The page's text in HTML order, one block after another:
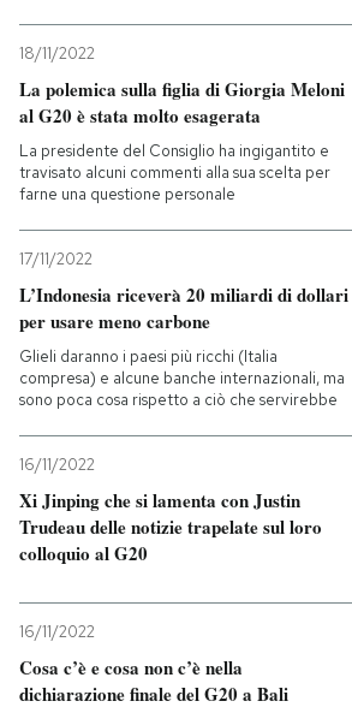
18/11/2022
La polemica sulla figlia di Giorgia Meloni
al G20 è stata molto esagerata
La presidente del Consiglio ha ingigantito e
travisato alcuni commenti alla sua scelta per
farne una questione personale
17/11/2022
L’Indonesia riceverà 20 miliardi di dollari
per usare meno carbone
Glieli daranno i paesi più ricchi (Italia
compresa) e alcune banche internazionali, ma
sono poca cosa rispetto a ciò che servirebbe
16/11/2022
Xi Jinping che si lamenta con Justin
Trudeau delle notizie trapelate sul loro
colloquio al G20
16/11/2022
Cosa c’è e cosa non c’è nella
dichiarazione finale del G20 a Bali